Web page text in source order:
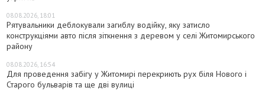
08.08.2026, 18:01
Рятувальники деблокували загиблу водійку, яку затисло
конструкціями авто після зіткнення з деревом у селі Житомирського
району
08.08.2026, 16:54
Для проведення забігу у Житомирі перекриють рух біля Нового і
Старого бульварів та ще дві вулиці